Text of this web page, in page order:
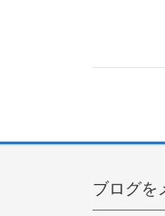
ブログを